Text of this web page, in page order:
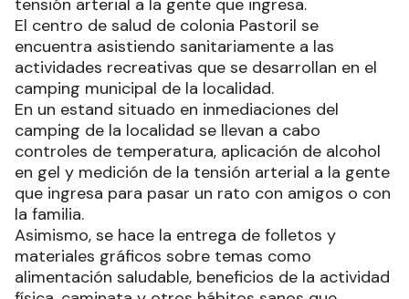
En un estand en inmediaciones del camping de la
localidad se realiza el control de temperatura,
aplicación de alcohol en gel y medición de la
tensión arterial a la gente que ingresa.
El centro de salud de colonia Pastoril se
encuentra asistiendo sanitariamente a las
actividades recreativas que se desarrollan en el
camping municipal de la localidad.
En un estand situado en inmediaciones del
camping de la localidad se llevan a cabo
controles de temperatura, aplicación de alcohol
en gel y medición de la tensión arterial a la gente
que ingresa para pasar un rato con amigos o con
la familia.